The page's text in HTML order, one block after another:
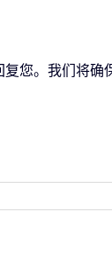
您。我们将确